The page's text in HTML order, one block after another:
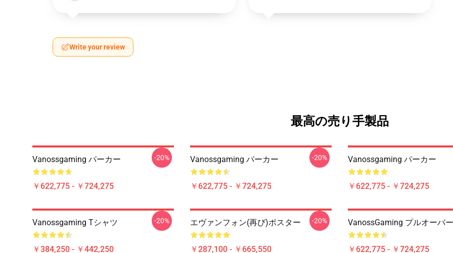
Write your review
最高の売り手製品
Vanossgaming パーカー
￥622,775 - ￥724,275
-20% Vanossgaming パーカー
￥622,775 - ￥724,275
-20% Vanossgaming パーカー
￥622,775 - ￥724,275
Vanossgaming Tシャツ
￥384,250 - ￥442,250
-20% エヴァンフォン(再び)ポスター
￥287,100 - ￥665,550
-20% VanossGaming プルオーバ
￥622,775 - ￥724,275